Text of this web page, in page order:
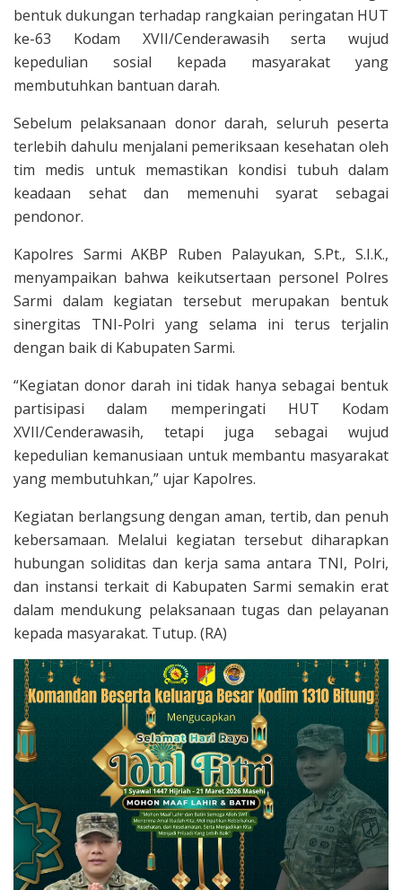
bentuk dukungan terhadap rangkaian peringatan HUT
ke-63 Kodam XVII/Cenderawasih serta wujud
kepedulian sosial kepada masyarakat yang
membutuhkan bantuan darah.
Sebelum pelaksanaan donor darah, seluruh peserta
terlebih dahulu menjalani pemeriksaan kesehatan oleh
tim medis untuk memastikan kondisi tubuh dalam
keadaan sehat dan memenuhi syarat sebagai
pendonor.
Kapolres Sarmi AKBP Ruben Palayukan, S.Pt., S.I.K.,
menyampaikan bahwa keikutsertaan personel Polres
Sarmi dalam kegiatan tersebut merupakan bentuk
sinergitas TNI-Polri yang selama ini terus terjalin
dengan baik di Kabupaten Sarmi.
“Kegiatan donor darah ini tidak hanya sebagai bentuk
partisipasi dalam memperingati HUT Kodam
XVII/Cenderawasih, tetapi juga sebagai wujud
kepedulian kemanusiaan untuk membantu masyarakat
yang membutuhkan,” ujar Kapolres.
Kegiatan berlangsung dengan aman, tertib, dan penuh
kebersamaan. Melalui kegiatan tersebut diharapkan
hubungan soliditas dan kerja sama antara TNI, Polri,
dan instansi terkait di Kabupaten Sarmi semakin erat
dalam mendukung pelaksanaan tugas dan pelayanan
kepada masyarakat. Tutup. (RA)